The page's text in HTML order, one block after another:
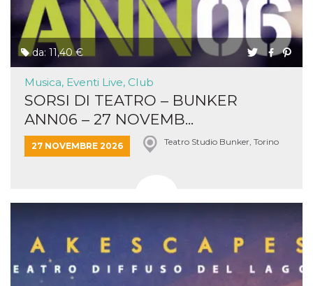
da: 11,40 €
Musica, Eventi Live, Club
SORSI DI TEATRO – BUNKER
ANN06 – 27 NOVEMB...
27 NOVEMBRE 2026 Teatro Studio Bunker, Torino